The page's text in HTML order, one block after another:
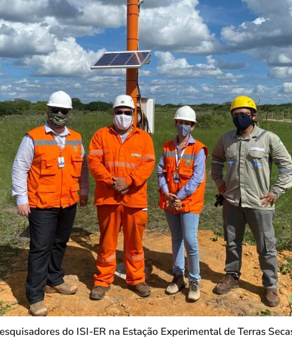
do ISI-ER na Estação Experimental de Terras